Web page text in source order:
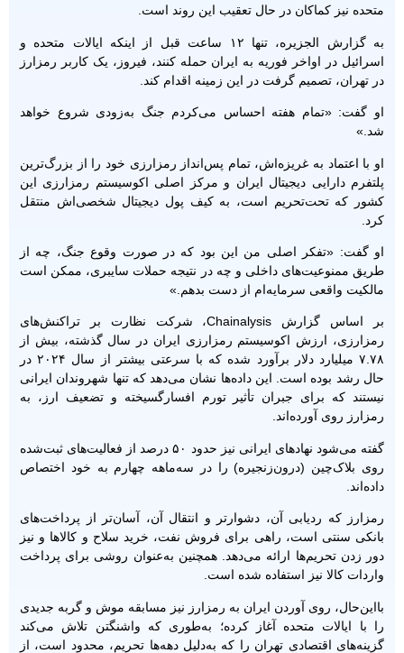
متحده نیز کماکان در حال تعقیب این روند است.
به گزارش الجزیره، تنها ۱۲ ساعت قبل از اینکه ایالات متحده و
اسرائیل در اواخر فوریه به ایران حمله کنند، فیروز، یک کاربر رمزارز
در تهران، تصمیم گرفت در این زمینه اقدام کند.
او گفت: «تمام هفته احساس می‌کردم جنگ به‌زودی شروع خواهد
شد.»
او با اعتماد به غریزه‌اش، تمام پس‌انداز رمزارزی خود را از بزرگ‌ترین
پلتفرم دارایی دیجیتال ایران و مرکز اصلی اکوسیستم رمزارزی این
کشور که تحت‌تحریم است، به کیف پول دیجیتال شخصی‌اش منتقل
کرد.
او گفت: «تفکر اصلی من این بود که در صورت وقوع جنگ، چه از
طریق ممنوعیت‌های داخلی و چه در نتیجه حملات سایبری، ممکن است
مالکیت واقعی سرمایه‌ام از دست بدهم.»
بر اساس گزارش Chainalysis، شرکت نظارت بر تراکنش‌های
رمزارزی، ارزش اکوسیستم رمزارزی ایران در سال گذشته، بیش از
۷.۷۸ میلیارد دلار برآورد شده که با سرعتی بیشتر از سال ۲۰۲۴ در
حال رشد بوده است. این داده‌ها نشان می‌دهد که تنها شهروندان ایرانی
نیستند که برای جبران تأثیر تورم افسارگسیخته و تضعیف ارز، به
رمزارز روی آورده‌اند.
گفته می‌شود نهادهای ایرانی نیز حدود ۵۰ درصد از فعالیت‌های ثبت‌شده
روی بلاک‌چین (درون‌زنجیره) را در سه‌ماهه چهارم به خود اختصاص
داده‌اند.
رمزارز که ردیابی آن، دشوارتر و انتقال آن، آسان‌تر از پرداخت‌های
بانکی سنتی است، راهی برای فروش نفت، خرید سلاح و کالاها و نیز
دور زدن تحریم‌ها ارائه می‌دهد. همچنین به‌عنوان روشی برای پرداخت
واردات کالا نیز استفاده شده است.
بااین‌حال، روی آوردن ایران به رمزارز نیز مسابقه موش و گربه جدیدی
را با ایالات متحده آغاز کرده؛ به‌طوری که واشنگتن تلاش می‌کند
گزینه‌های اقتصادی تهران را که به‌دلیل دهه‌ها تحریم، محدود است، از